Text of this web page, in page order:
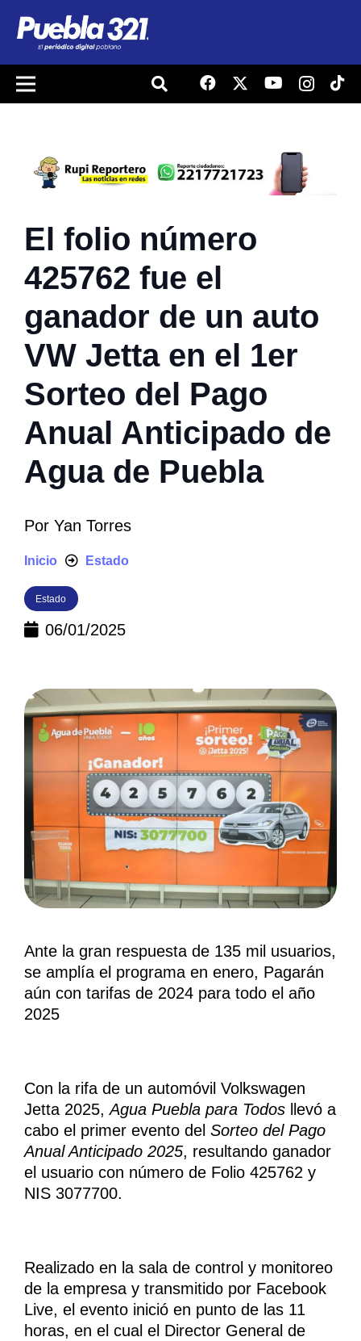
El folio número
425762 fue el
ganador de un auto
VW Jetta en el 1er
Sorteo del Pago
Anual Anticipado de
Agua de Puebla
Por Yan Torres
Inicio Estado
Estado
06/01/2025
Ante la gran respuesta de 135 mil usuarios,
se amplía el programa en enero, Pagarán
aún con tarifas de 2024 para todo el año
2025
Con la rifa de un automóvil Volkswagen
Jetta 2025,Agua Puebla para Todos llevó a
cabo el primer evento del Sorteo del Pago
Anual Anticipado 2025, resultando ganador
el usuario con número de Folio 425762 y
NIS 3077700.
Realizado en la sala de control y monitoreo
de la empresa y transmitido por Facebook
Live, el evento inició en punto de las 11
horas, en el cual el Director General de